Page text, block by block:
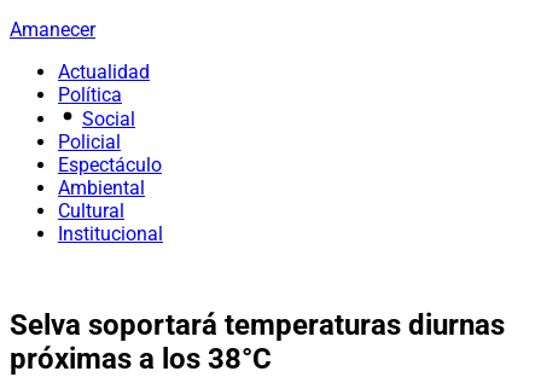
Amanecer
Actualidad
Política
Social
Policial
Espectáculo
Ambiental
Cultural
Institucional
Selva soportará temperaturas diurnas
próximas a los 38°C